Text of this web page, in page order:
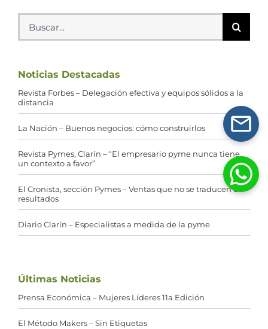
Buscar:
Noticias Destacadas
Revista Forbes – Delegación efectiva y equipos sólidos a la
distancia
La Nación – Buenos negocios: cómo construirlos
Revista Pymes, Clarín – “El empresario pyme nunca tiene
un contexto a favor”
El Cronista, sección Pymes – Ventas que no se traducen en
resultados
Diario Clarín – Especialistas a medida de la pyme
Últimas Noticias
Prensa Económica – Mujeres Líderes 11a Edición
El Método Makers – Sin Etiquetas